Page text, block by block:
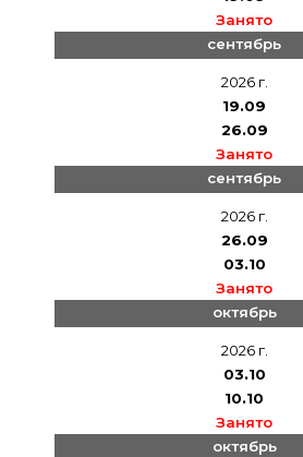
Занято
сентябрь
2026 г.
19.09
26.09
Занято
сентябрь
2026 г.
26.09
03.10
Занято
октябрь
2026 г.
03.10
10.10
Занято
октябрь